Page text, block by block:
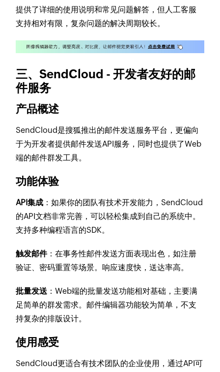
提供了详细的使用说明和常见问题解答，但人工客服
支持相对有限，复杂问题的解决周期较长。
三、SendCloud - 开发者友好的邮
件服务
产品概述
SendCloud是搜狐推出的邮件发送服务平台，更偏向
于为开发者提供邮件发送API服务，同时也提供了Web
端的邮件群发工具。
功能体验
API集成 ：如果你的团队有技术开发能力，SendCloud
的API文档非常完善，可以轻松集成到自己的系统中。
支持多种编程语言的SDK。
触发邮件：在事务性邮件发送方面表现出色，如注册
验证、密码重置等场景。响应速度快，送达率高。
批量发送 ：Web端的批量发送功能相对基础，主要满
足简单的群发需求。邮件编辑器功能较为简单，不支
持复杂的排版设计。
使用感受
SendCloud更适合有技术团队的企业使用，通过API可